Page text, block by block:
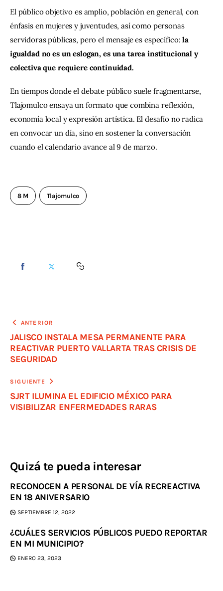
El público objetivo es amplio, población en general, con
énfasis en mujeres y juventudes, así como personas
servidoras públicas, pero el mensaje es específico: la
igualdad no es un eslogan, es una tarea institucional y
colectiva que requiere continuidad.
En tiempos donde el debate público suele fragmentarse,
Tlajomulco ensaya un formato que combina reflexión,
economía local y expresión artística. El desafío no radica
en convocar un día, sino en sostener la conversación
cuando el calendario avance al 9 de marzo.
8 M Tlajomulco
ANTERIOR
JALISCO INSTALA MESA PERMANENTE PARA
REACTIVAR PUERTO VALLARTA TRAS CRISIS DE
SEGURIDAD
SIGUIENTE
SJRT ILUMINA EL EDIFICIO MÉXICO PARA
VISIBILIZAR ENFERMEDADES RARAS
Quizá te pueda interesar
RECONOCEN A PERSONAL DE VÍA RECREACTIVA
EN 18 ANIVERSARIO
SEPTIEMBRE 12, 2022
¿CUÁLES SERVICIOS PÚBLICOS PUEDO REPORTAR
EN MI MUNICIPIO?
ENERO 23, 2023